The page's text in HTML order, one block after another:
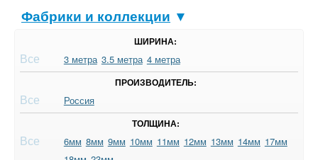
Фабрики и коллекции ▼
ШИРИНА:
Все 3 метра 3.5 метра 4 метра
ПРОИЗВОДИТЕЛЬ:
Все Россия
ТОЛЩИНА:
Все 6мм 8мм 9мм 10мм 11мм 12мм 13мм 14мм 17мм